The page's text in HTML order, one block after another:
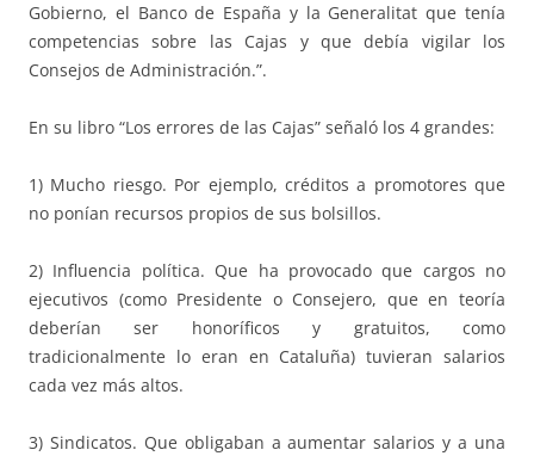
Gobierno, el Banco de España y la Generalitat que tenía
competencias sobre las Cajas y que debía vigilar los
Consejos de Administración.”.
En su libro “Los errores de las Cajas” señaló los 4 grandes:
1) Mucho riesgo. Por ejemplo, créditos a promotores que
no ponían recursos propios de sus bolsillos.
2) Influencia política. Que ha provocado que cargos no
ejecutivos (como Presidente o Consejero, que en teoría
deberían ser honoríficos y gratuitos, como
tradicionalmente lo eran en Cataluña) tuvieran salarios
cada vez más altos.
3) Sindicatos. Que obligaban a aumentar salarios y a una